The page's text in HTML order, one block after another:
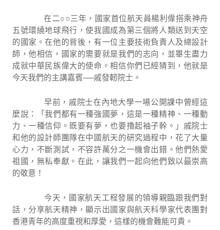
在二○○三年，國家首位航天員楊利偉搭乘神舟
五號環繞地球飛行，使我國成為第三個將人類送到天空
的國家。在他的背後，有一位主要技術負責人及總設計
師，他相信，國家的需要就是我們的志向，並畢生盡力
成就中華民族偉大的使命。相信你們已經猜到，他就是
今天我們的主講嘉賓──戚發軔院士。
早前，戚院士在內地大學一場公開課中曾經這
麼說：「我們都有一種強國夢，這是一種精神、一種動
力、一種信仰。既要有夢，也要擼起袖子幹。」戚院士
和他的設計師團隊在中國航天的研究過程中，花了大量
心力，不斷測試，不容許萬分之一機會出錯。他們熱愛
祖國，無私奉獻。在此，讓我們一起向他們致以最崇高
的敬意！
今天，國家航天工程發展的領導親臨跟我們對
話，分享航天精神，顯示出國家與航天科學家代表團對
香港青年的高度重視和厚愛，這樣的機會難能可貴。